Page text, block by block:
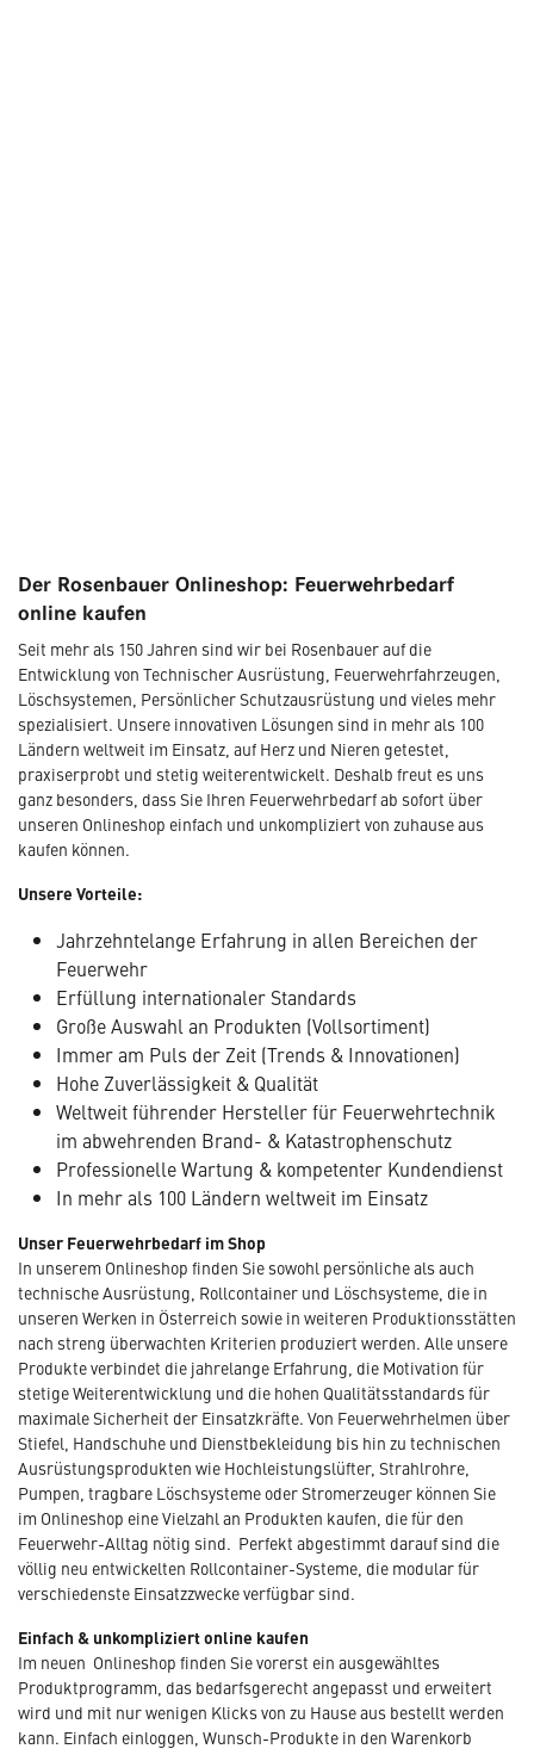
Der Rosenbauer Onlineshop: Feuerwehrbedarf
online kaufen
Seit mehr als 150 Jahren sind wir bei Rosenbauer auf die
Entwicklung von Technischer Ausrüstung, Feuerwehrfahrzeugen,
Löschsystemen, Persönlicher Schutzausrüstung und vieles mehr
spezialisiert. Unsere innovativen Lösungen sind in mehr als 100
Ländern weltweit im Einsatz, auf Herz und Nieren getestet,
praxiserprobt und stetig weiterentwickelt. Deshalb freut es uns
ganz besonders, dass Sie Ihren Feuerwehrbedarf ab sofort über
unseren Onlineshop einfach und unkompliziert von zuhause aus
kaufen können.
Unsere Vorteile:
Jahrzehntelange Erfahrung in allen Bereichen der
Feuerwehr
Erfüllung internationaler Standards
Große Auswahl an Produkten (Vollsortiment)
Immer am Puls der Zeit (Trends & Innovationen)
Hohe Zuverlässigkeit & Qualität
Weltweit führender Hersteller für Feuerwehrtechnik
im abwehrenden Brand- & Katastrophenschutz
Professionelle Wartung & kompetenter Kundendienst
In mehr als 100 Ländern weltweit im Einsatz
Unser Feuerwehrbedarf im Shop
In unserem Onlineshop finden Sie sowohl persönliche als auch
technische Ausrüstung, Rollcontainer und Löschsysteme, die in
unseren Werken in Österreich sowie in weiteren Produktionsstätten
nach streng überwachten Kriterien produziert werden. Alle unsere
Produkte verbindet die jahrelange Erfahrung, die Motivation für
stetige Weiterentwicklung und die hohen Qualitätsstandards für
maximale Sicherheit der Einsatzkräfte. Von Feuerwehrhelmen über
Stiefel, Handschuhe und Dienstbekleidung bis hin zu technischen
Ausrüstungsprodukten wie Hochleistungslüfter, Strahlrohre,
Pumpen, tragbare Löschsysteme oder Stromerzeuger können Sie
im Onlineshop eine Vielzahl an Produkten kaufen, die für den
Feuerwehr-Alltag nötig sind. Perfekt abgestimmt darauf sind die
völlig neu entwickelten Rollcontainer-Systeme, die modular für
verschiedenste Einsatzzwecke verfügbar sind.
Einfach & unkompliziert online kaufen
Im neuen Onlineshop finden Sie vorerst ein ausgewähltes
Produktprogramm, das bedarfsgerecht angepasst und erweitert
wird und mit nur wenigen Klicks von zu Hause aus bestellt werden
kann. Einfach einloggen, Wunsch-Produkte in den Warenkorb